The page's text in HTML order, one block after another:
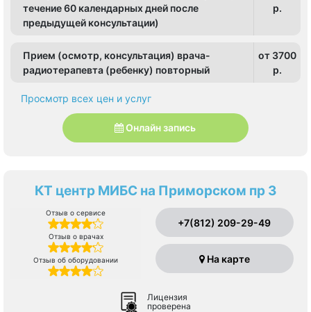
течение 60 календарных дней после
предыдущей консультации)
p.
Прием (осмотр, консультация) врача-
радиотерапевта (ребенку) повторный
от 3700
p.
Просмотр всех цен и услуг
Онлайн запись
КТ центр МИБС на Приморском пр 3
Отзыв о сервисе
Отзыв о врачах
Отзыв об оборудовании
+7(812) 209-29-49
На карте
Лицензия
проверена